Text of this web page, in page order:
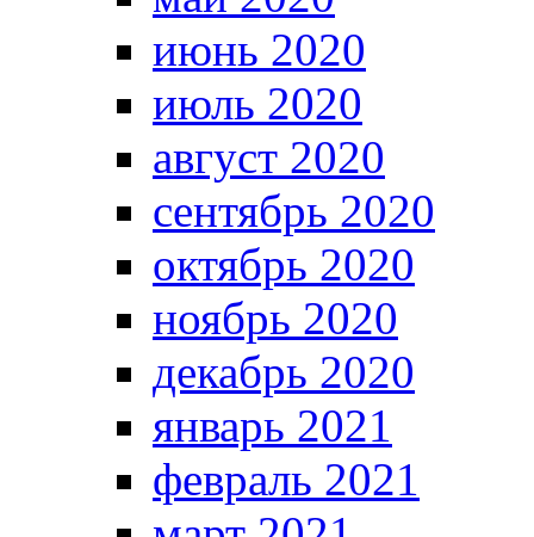
июнь 2020
июль 2020
август 2020
сентябрь 2020
октябрь 2020
ноябрь 2020
декабрь 2020
январь 2021
февраль 2021